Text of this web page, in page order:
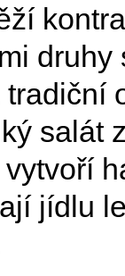
salát
jídlu